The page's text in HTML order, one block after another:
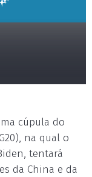
cúpula do
na qual o
tentará
da China e da